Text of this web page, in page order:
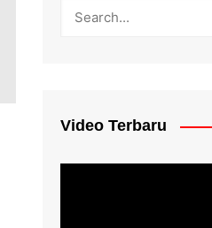
Video Terbaru